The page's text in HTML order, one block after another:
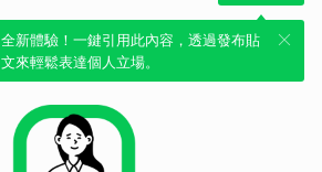
全新體驗！一鍵引用此內容，透過發布貼
文來輕鬆表達個人立場。